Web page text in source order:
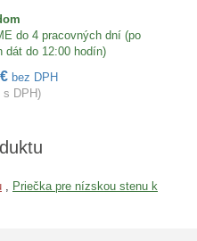
do 4 pracovných dní (po
dát do 12:00 hodín)
bez DPH
s DPH)
Priečka pre nízskou stenu k